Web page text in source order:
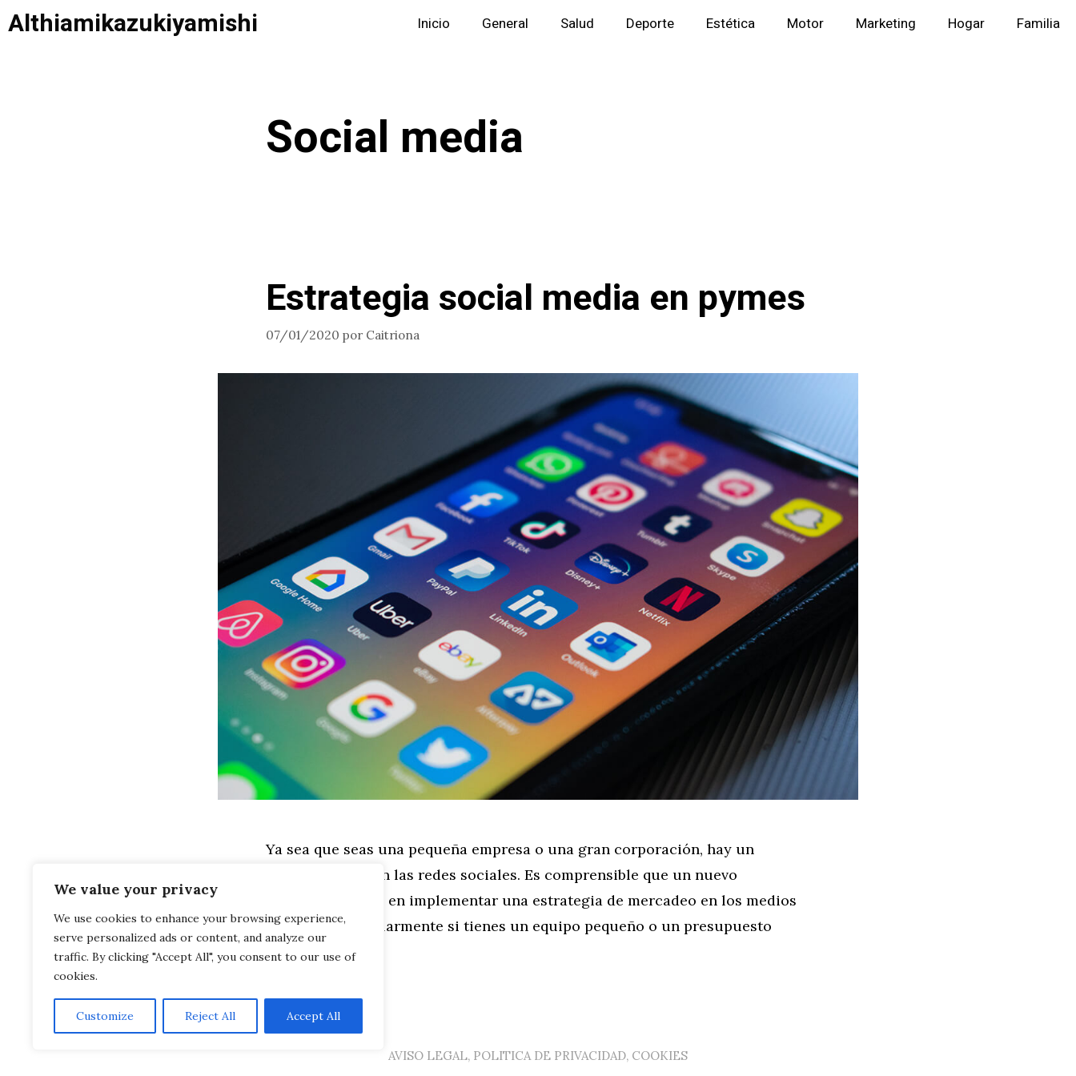
We value your privacy
We use cookies to enhance your browsing experience,
serve personalized ads or content, and analyze our
traffic. By clicking "Accept All", you consent to our use of
cookies.
Customize Reject All Accept All
Saltar
alAlthiamikazukiyamishi Inicio General Salud Deporte Estética Motor Marketing Hogar Familia
Social media
Estrategia social media en pymes
07/01/2020 por Caitriona
Ya sea que seas una pequeña empresa o una gran corporación, hay un
espacio para ti en las redes sociales. Es comprensible que un nuevo
empresario dude en implementar una estrategia de mercadeo en los medios
sociales, particularmente si tienes un equipo pequeño o un presupuesto
limitado.
AVISO LEGAL, POLITICA DE PRIVACIDAD, COOKIES